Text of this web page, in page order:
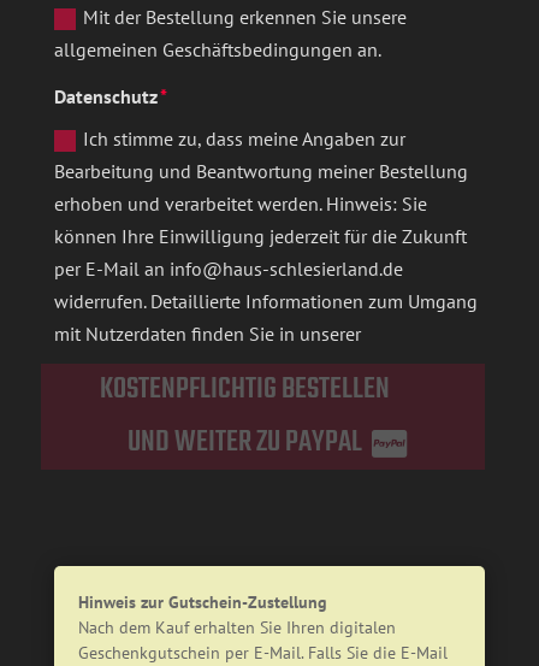
Mit der Bestellung erkennen Sie unsere
allgemeinen Geschäftsbedingungen an.
Datenschutz
Ich stimme zu, dass meine Angaben zur
Bearbeitung und Beantwortung meiner Bestellung
erhoben und verarbeitet werden. Hinweis: Sie
können Ihre Einwilligung jederzeit für die Zukunft
per E-Mail an info@haus-schlesierland.de
widerrufen. Detaillierte Informationen zum Umgang
mit Nutzerdaten finden Sie in unserer
KOSTENPFLICHTIG BESTELLEN
UND WEITER ZU PAYPAL
Hinweis zur Gutschein-Zustellung
Nach dem Kauf erhalten Sie Ihren digitalen
Geschenkgutschein per E-Mail. Falls Sie die E-Mail